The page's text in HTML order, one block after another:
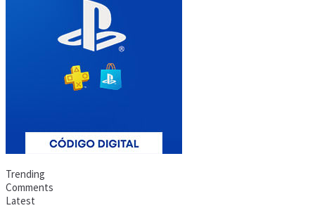
Trending
Comments
Latest